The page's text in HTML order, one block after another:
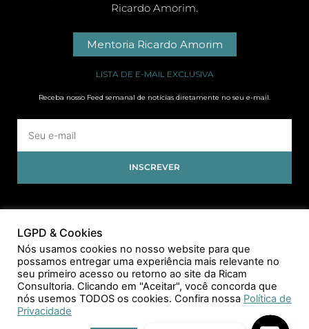
Ricardo Amorim.
Mentoria Ricardo Amorim
LISTA DE E-MAIL EXCLUSIVA
Receba nosso Feed semanal de notícias diretamente no seu e-mail.
INSCREVER
LGPD & Cookies
Nós usamos cookies no nosso website para que
possamos entregar uma experiência mais relevante no
seu primeiro acesso ou retorno ao site da Ricam
Consultoria. Clicando em "Aceitar", você concorda que
nós usemos TODOS os cookies. Confira nossa Política de
Privacidade